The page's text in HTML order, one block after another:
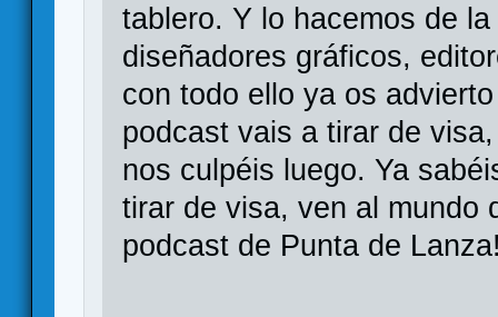
tablero. Y lo hacemos de
diseñadores gráficos,
con todo ello ya os
podcast vais a tirar de
nos culpéis luego. Ya
tirar de visa, ven al mundo
podcast de Punta de